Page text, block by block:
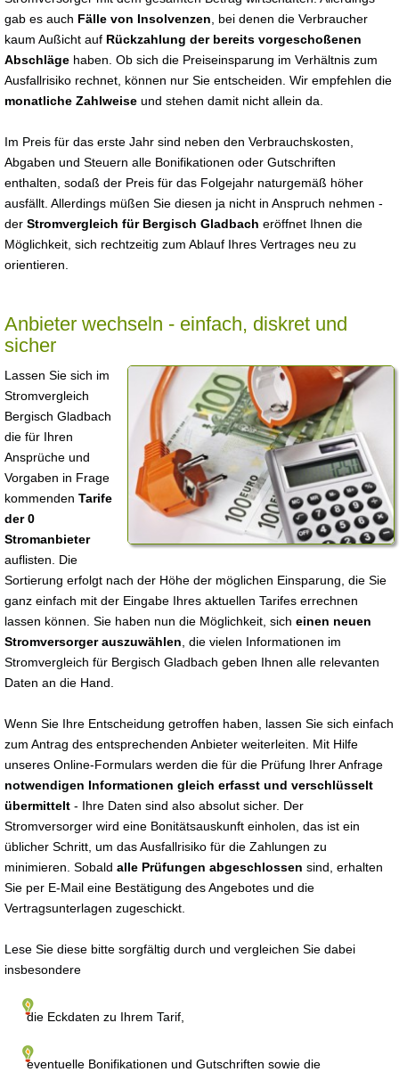
gab es auch Fälle von Insolvenzen , bei denen die Verbraucher
kaum Außicht auf Rückzahlung der bereits vorgeschoßenen
Abschläge haben. Ob sich die Preiseinsparung im Verhältnis zum
Ausfallrisiko rechnet, können nur Sie entscheiden. Wir empfehlen die
monatliche Zahlweise und stehen damit nicht allein da.
Im Preis für das erste Jahr sind neben den Verbrauchskosten,
Abgaben und Steuern alle Bonifikationen oder Gutschriften
enthalten, sodaß der Preis für das Folgejahr naturgemäß höher
ausfällt. Allerdings müßen Sie diesen ja nicht in Anspruch nehmen -
der Stromvergleich für Bergisch Gladbach eröffnet Ihnen die
Möglichkeit, sich rechtzeitig zum Ablauf Ihres Vertrages neu zu
orientieren.
Anbieter wechseln - einfach, diskret und
sicher
Lassen Sie sich im
Stromvergleich
Bergisch Gladbach
die für Ihren
Ansprüche und
Vorgaben in Frage
kommenden Tarife
der 0
Stromanbieter
auflisten. Die
Sortierung erfolgt nach der Höhe der möglichen Einsparung, die Sie
ganz einfach mit der Eingabe Ihres aktuellen Tarifes errechnen
lassen können. Sie haben nun die Möglichkeit, sich einen neuen
Stromversorger auszuwählen , die vielen Informationen im
Stromvergleich für Bergisch Gladbach geben Ihnen alle relevanten
Daten an die Hand.
Wenn Sie Ihre Entscheidung getroffen haben, lassen Sie sich einfach
zum Antrag des entsprechenden Anbieter weiterleiten. Mit Hilfe
unseres Online-Formulars werden die für die Prüfung Ihrer Anfrage
notwendigen Informationen gleich erfasst und verschlüsselt
übermittelt - Ihre Daten sind also absolut sicher. Der
Stromversorger wird eine Bonitätsauskunft einholen, das ist ein
üblicher Schritt, um das Ausfallrisiko für die Zahlungen zu
minimieren. Sobald alle Prüfungen abgeschlossen sind, erhalten
Sie per E-Mail eine Bestätigung des Angebotes und die
Vertragsunterlagen zugeschickt.
Lese Sie diese bitte sorgfältig durch und vergleichen Sie dabei
insbesondere
die Eckdaten zu Ihrem Tarif,
eventuelle Bonifikationen und Gutschriften sowie die